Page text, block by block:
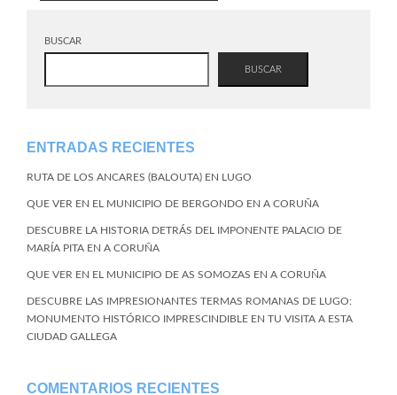
BUSCAR
BUSCAR
ENTRADAS RECIENTES
RUTA DE LOS ANCARES (BALOUTA) EN LUGO
QUE VER EN EL MUNICIPIO DE BERGONDO EN A CORUÑA
DESCUBRE LA HISTORIA DETRÁS DEL IMPONENTE PALACIO DE
MARÍA PITA EN A CORUÑA
QUE VER EN EL MUNICIPIO DE AS SOMOZAS EN A CORUÑA
DESCUBRE LAS IMPRESIONANTES TERMAS ROMANAS DE LUGO:
MONUMENTO HISTÓRICO IMPRESCINDIBLE EN TU VISITA A ESTA
CIUDAD GALLEGA
COMENTARIOS RECIENTES